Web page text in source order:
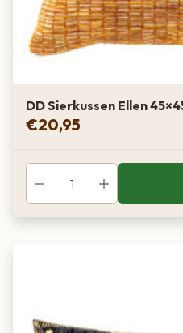
DD Sierkussen Ellen
€20,95